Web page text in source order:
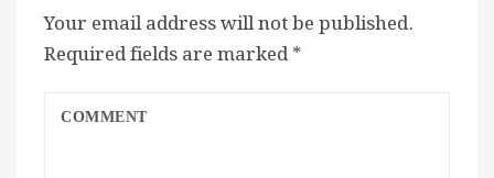
Your email address will not be published.
Required fields are marked*